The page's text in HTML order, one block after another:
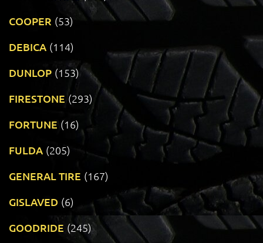
COOPER (53)
DEBICA (114)
DUNLOP (153)
FIRESTONE (293)
FORTUNE (16)
FULDA (205)
GENERAL TIRE (167)
GISLAVED (6)
GOODRIDE (245)